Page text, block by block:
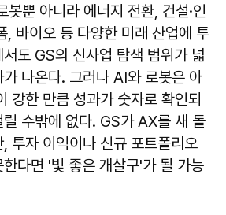
봇뿐 아니라 에너지 전환, 건설·인
, 바이오 등 다양한 미래 산업에 투
도 GS의 신사업 탐색 범위가 넓
나온다. 그러나 AI와 로봇은 아
강한 만큼 성과가 숫자로 확인되
수밖에 없다. GS가 AX를 새 돌
투자 이익이나 신규 포트폴리오
다면 '빛 좋은 개살구'가 될 가능